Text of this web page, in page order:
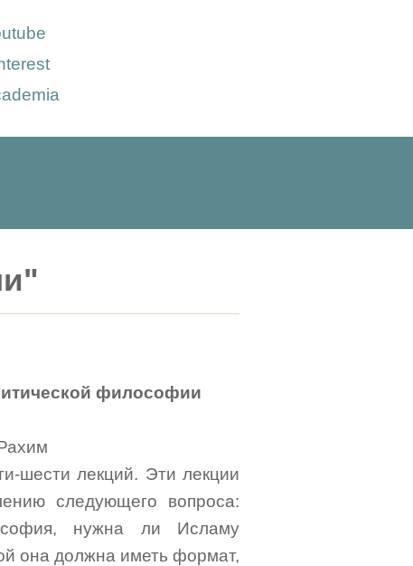
философии
шести лекций. Эти лекции
следующего вопроса:
нужна ли Исламу
она должна иметь формат,